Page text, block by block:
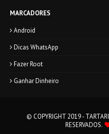
MARCADORES
Android
Dicas WhatsApp
Fazer Root
Ganhar Dinheiro
© COPYRIGHT 2019 -
RESERVADOS.